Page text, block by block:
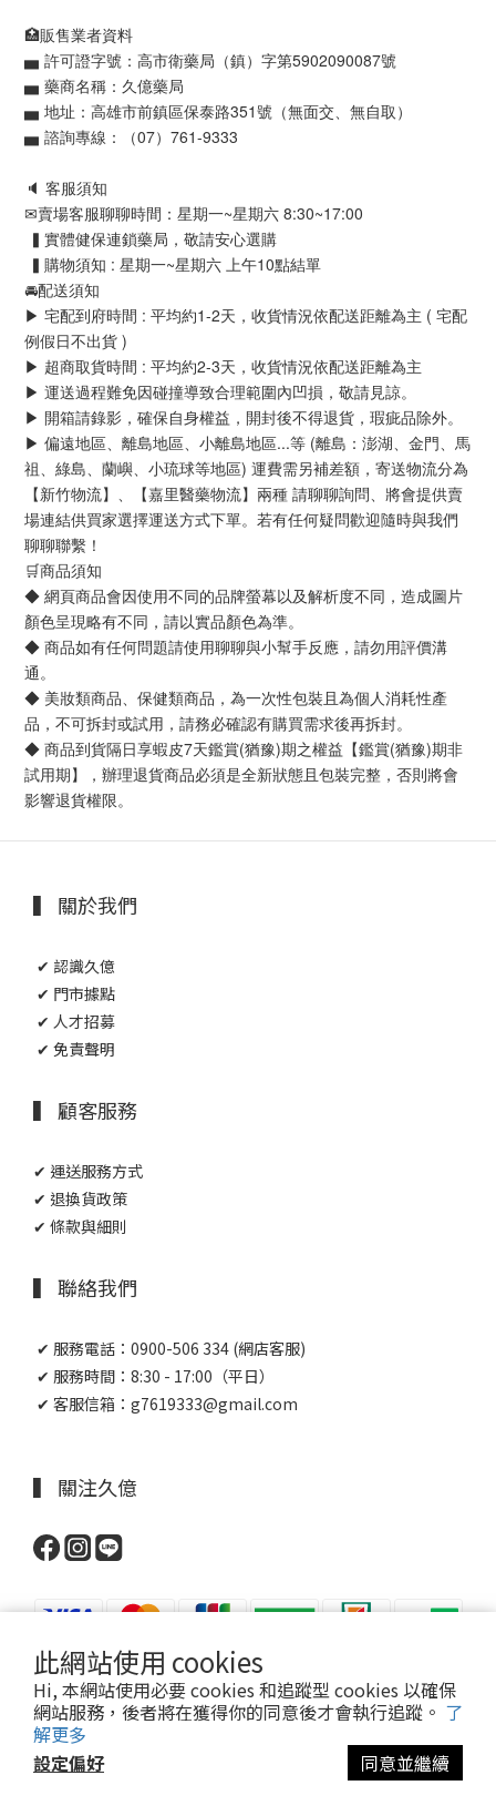
此網站使用 cookies
Hi, 本網站使用必要 cookies 和追蹤型 cookies 以確保
網站服務，後者將在獲得你的同意後才會執行追蹤。 了
解更多
設定偏好
同意並繼續
🏥販售業者資料
▅ 許可證字號：高市衛藥局（鎮）字第5902090087號
▅ 藥商名稱：久億藥局
▅ 地址：高雄市前鎮區保泰路351號（無面交、無自取）
▅ 諮詢專線：（07）761-9333
🔈 客服須知
✉賣場客服聊聊時間：星期一~星期六 8:30~17:00
▍實體健保連鎖藥局，敬請安心選購
▍購物須知 : 星期一~星期六 上午10點結單
🚘配送須知
▶ 宅配到府時間 : 平均約1-2天，收貨情況依配送距離為主 ( 宅配
例假日不出貨 )
▶ 超商取貨時間 : 平均約2-3天，收貨情況依配送距離為主
▶ 運送過程難免因碰撞導致合理範圍內凹損，敬請見諒。
▶ 開箱請錄影，確保自身權益，開封後不得退貨，瑕疵品除外。
▶ 偏遠地區、離島地區、小離島地區...等 (離島：澎湖、金門、馬
祖、綠島、蘭嶼、小琉球等地區) 運費需另補差額，寄送物流分為
【新竹物流】、【嘉里醫藥物流】兩種 請聊聊詢問、將會提供賣
場連結供買家選擇運送方式下單。若有任何疑問歡迎隨時與我們
聊聊聯繫！
🛒商品須知
◆ 網頁商品會因使用不同的品牌螢幕以及解析度不同，造成圖片
顏色呈現略有不同，請以實品顏色為準。
◆ 商品如有任何問題請使用聊聊與小幫手反應，請勿用評價溝
通。
◆ 美妝類商品、保健類商品，為一次性包裝且為個人消耗性產
品，不可拆封或試用，請務必確認有購買需求後再拆封。
◆ 商品到貨隔日享蝦皮7天鑑賞(猶豫)期之權益【鑑賞(猶豫)期非
試用期】，辦理退貨商品必須是全新狀態且包裝完整，否則將會
影響退貨權限。
▍ 關於我們
✔ 認識久億
✔ 門市據點
✔ 人才招募
✔ 免責聲明
▍ 顧客服務
✔ 運送服務方式
✔ 退換貨政策
✔ 條款與細則
▍ 聯絡我們
✔ 服務電話：0900-506 334 (網店客服)
✔ 服務時間：8:30 - 17:00（平日）
✔ 客服信箱：g7619333@gmail.com
▍ 關注久億
Powered by JOY PHARMACY